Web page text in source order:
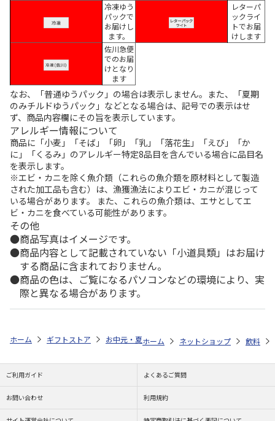
冷凍ゆう
パックで
お届けし
ます。
レターパ
ックライ
トでお届
けします
佐川急便
でのお届
けとなり
ます
なお、「普通ゆうパック」の場合は表示しません。また、「夏期
のみチルドゆうパック」などとなる場合は、記号での表示はせ
ず、商品内容欄にその旨を表示しています。
アレルギー情報について
商品に「小麦」「そば」「卵」「乳」「落花生」「えび」「か
に」「くるみ」のアレルギー特定8品目を含んでいる場合に品目名
を表示します。
※エビ・カニを除く魚介類（これらの魚介類を原材料として製造
された加工品も含む）は、漁獲漁法によりエビ・カニが混じって
いる場合があります。 また、これらの魚介類は、エサとしてエ
ビ・カニを食べている可能性があります。
その他
商品写真はイメージです。
商品内容として記載されていない「小道具類」はお届け
する商品に含まれておりません。
商品の色は、ご覧になるパソコンなどの環境により、実
際と異なる場合があります。
ホーム ギフトストア お中元・夏ギフト特集 2026 ゆうゆうギフト
ホーム ネットショップ 飲料
ご利用ガイド よくあるご質問
お問い合わせ 利用規約